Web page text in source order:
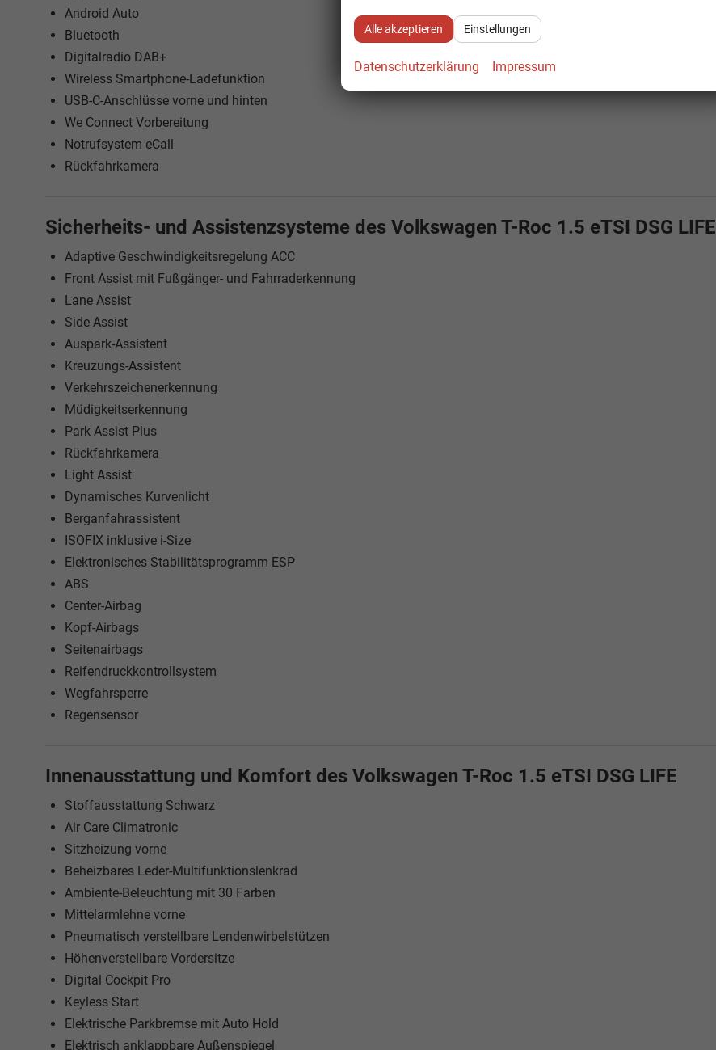
Android Auto
Bluetooth
Digitalradio DAB+
Wireless Smartphone-Ladefunktion
USB-C-Anschlüsse vorne und hinten
We Connect Vorbereitung
Notrufsystem eCall
Rückfahrkamera
Sicherheits- und Assistenzsysteme des Volkswagen T-Roc 1.5 eTSI DSG LIFE
Adaptive Geschwindigkeitsregelung ACC
Front Assist mit Fußgänger- und Fahrraderkennung
Lane Assist
Side Assist
Auspark-Assistent
Kreuzungs-Assistent
Verkehrszeichenerkennung
Müdigkeitserkennung
Park Assist Plus
Rückfahrkamera
Light Assist
Dynamisches Kurvenlicht
Berganfahrassistent
ISOFIX inklusive i-Size
Elektronisches Stabilitätsprogramm ESP
ABS
Center-Airbag
Kopf-Airbags
Seitenairbags
Reifendruckkontrollsystem
Wegfahrsperre
Regensensor
Innenausstattung und Komfort des Volkswagen T-Roc 1.5 eTSI DSG LIFE
Stoffausstattung Schwarz
Air Care Climatronic
Sitzheizung vorne
Beheizbares Leder-Multifunktionslenkrad
Ambiente-Beleuchtung mit 30 Farben
Mittelarmlehne vorne
Pneumatisch verstellbare Lendenwirbelstützen
Höhenverstellbare Vordersitze
Digital Cockpit Pro
Keyless Start
Elektrische Parkbremse mit Auto Hold
Elektrisch anklappbare Außenspiegel
Alle akzeptieren Einstellungen
Datenschutzerklärung Impressum